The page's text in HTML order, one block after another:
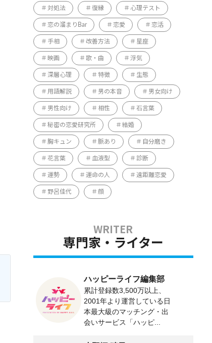
対処法 復縁 心理テスト
恋の溜まりBar 恋愛 恋活
手相 改善方法 星座
映画 歌・曲 浮気
深層心理 特徴 生態
用語解説 男の本音 男女向け
男性向け 相性 石言葉
秘密の恋愛研究所 結婚
胸キュン 脈あり 自分磨き
花言葉 血液型 診断
運勢 運命の人 遠距離恋愛
野呂佳代 顔
専門家・ライター
ハッピーライフ編集部
累計登録数3,500万以上、
2001年より運営している日
本最大級のマッチング・出
会いサービス「ハッピ...